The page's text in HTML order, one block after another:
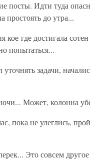
посты. Идти туда
простоять до утра...
где достигала сотен
попытаться...
задачи,
Может, колонна
пока не улеглись,
Это совсем